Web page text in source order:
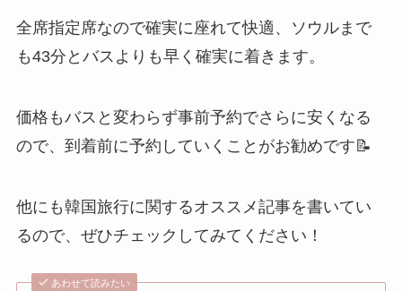
全席指定席なので確実に座れて快適、ソウルまで
も43分とバスよりも早く確実に着きます。
価格もバスと変わらず事前予約でさらに安くなる
ので、到着前に予約していくことがお勧めです📝
他にも韓国旅行に関するオススメ記事を書いてい
るので、ぜひチェックしてみてください！
あわせて読みたい